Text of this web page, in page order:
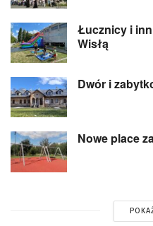
Łucznicy i
Wisłą
Dwór i
Nowe place